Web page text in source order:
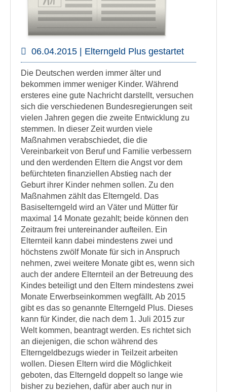
06.04.2015 | Elterngeld Plus gestartet
Die Deutschen werden immer älter und
bekommen immer weniger Kinder. Während
ersteres eine gute Nachricht darstellt, versuchen
sich die verschiedenen Bundesregierungen seit
vielen Jahren gegen die zweite Entwicklung zu
stemmen. In dieser Zeit wurden viele
Maßnahmen verabschiedet, die die
Vereinbarkeit von Beruf und Familie verbessern
und den werdenden Eltern die Angst vor dem
befürchteten finanziellen Abstieg nach der
Geburt ihrer Kinder nehmen sollen. Zu den
Maßnahmen zählt das Elterngeld. Das
Basiselterngeld wird an Väter und Mütter für
maximal 14 Monate gezahlt; beide können den
Zeitraum frei untereinander aufteilen. Ein
Elternteil kann dabei mindestens zwei und
höchstens zwölf Monate für sich in Anspruch
nehmen, zwei weitere Monate gibt es, wenn sich
auch der andere Elternteil an der Betreuung des
Kindes beteiligt und den Eltern mindestens zwei
Monate Erwerbseinkommen wegfällt. Ab 2015
gibt es das so genannte Elterngeld Plus. Dieses
kann für Kinder, die nach dem 1. Juli 2015 zur
Welt kommen, beantragt werden. Es richtet sich
an diejenigen, die schon während des
Elterngeldbezugs wieder in Teilzeit arbeiten
wollen. Diesen Eltern wird die Möglichkeit
geboten, das Elterngeld doppelt so lange wie
bisher zu beziehen, dafür aber auch nur in